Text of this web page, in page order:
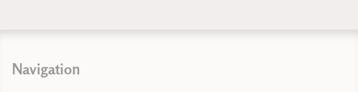
Navigation